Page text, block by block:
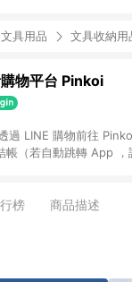
文具用品 文具收納用
物平台 Pinkoi
過 LINE 購物前往
帳（若自動跳轉 App
方優惠，例如首購優惠
款不在此限。 6. APP
榜 商品描述